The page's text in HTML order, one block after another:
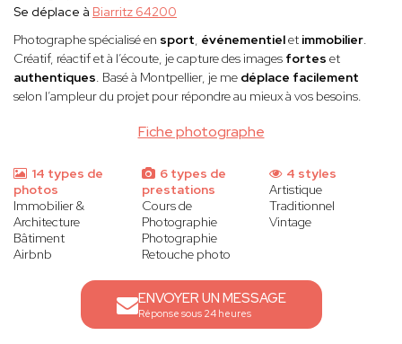
Fiche photographe
Se déplace à Biarritz 64200
Photographe spécialisé en sport, événementielet immobilier.
Créatif, réactif et à l’écoute, je capture des images fortes et
authentiques. Basé à Montpellier, je me déplace facilement
selon l’ampleur du projet pour répondre au mieux à vos besoins.
14 types de
photos
Immobilier &
Architecture
Bâtiment
Airbnb
6 types de
prestations
Cours de
Photographie
Photographie
Retouche photo
4 styles
Artistique
Traditionnel
Vintage
ENVOYER UN MESSAGE
Réponse sous 24 heures